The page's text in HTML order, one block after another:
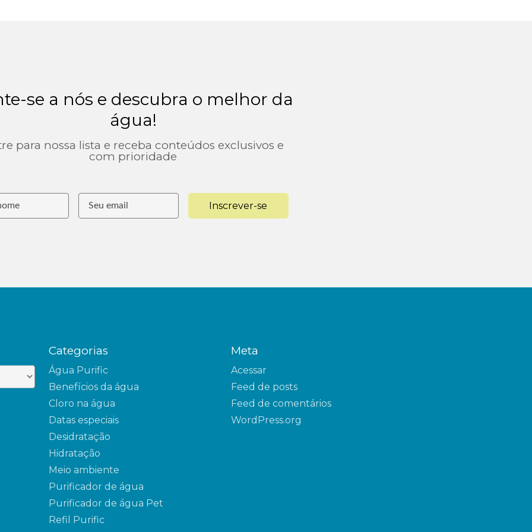
se a nós e descubra o melhor da
água!
para nossa lista e receba conteúdos exclusivos e
com prioridade
Inscrever-se
Categorias
Água Purific
Benefícios da água
Cloro na água
Datas especiais
Desidratação
Hidratação
Meio ambiente
Purificador de água
Purificador de água Pet
Refil Purific
Meta
Acessar
Feed de posts
Feed de comentários
WordPress.org